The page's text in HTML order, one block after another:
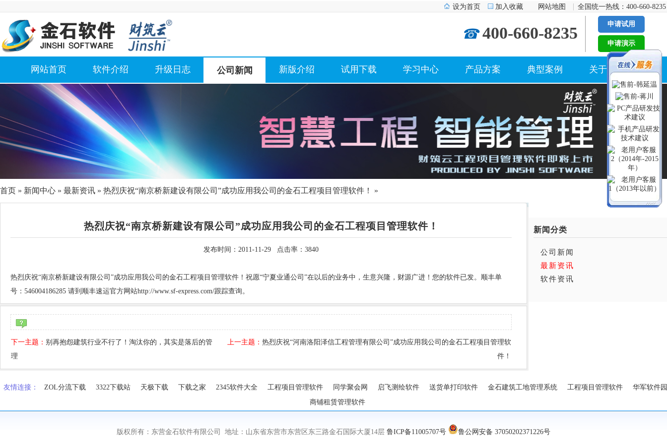
设为首页 加入收藏 网站地图 全国统一热线：400-660-8235
☎ 400-660-8235 申请试用
申请演示
网站首页 软件介绍 升级日志 公司新闻 新版介绍 试用下载 学习中心 产品方案 典型案例 关于我们
首页 » 新闻中心 » 最新资讯 » 热烈庆祝“南京桥新建设有限公司”成功应用我公司的金石工程项目管理软件！ »
热烈庆祝“南京桥新建设有限公司”成功应用我公司的金石工程项目管理软件！
发布时间：2011-11-29 点击率：3840
热烈庆祝“南京桥新建设有限公司”成功应用我公司的金石工程项目管理软件！祝愿“宁夏业通公司”在以后的业务中，生意兴隆，财源广进！您的软件已发。顺丰单
号：546004186285 请到顺丰速运官方网站http://www.sf-express.com/跟踪查询。
下一主题： 别再抱怨建筑行业不行了！淘汰你的，其实是落后的管
理
上一主题： 热烈庆祝“河南洛阳泽信工程管理有限公司”成功应用我公司的金石工程项目管理软
件！
新闻分类
公司新闻
最新资讯
软件资讯
友情连接： ZOL分流下载 3322下载站 天极下载 下载之家 2345软件大全 工程项目管理软件 同学聚会网 启飞测绘软件 送货单打印软件 金石建筑工地管理系统 工程项目管理软件
华军软件园
商铺租赁管理软件
版权所有：东营金石软件有限公司 地址：山东省东营市东营区东三路金石国际大厦14层 鲁ICP备11005707号 鲁公网安备 37050202371226号